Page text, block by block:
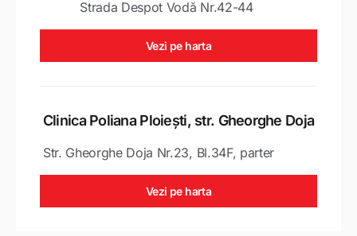
Strada Despot Vodă Nr.42-44
Vezi pe harta
Clinica Poliana Ploiești, str. Gheorghe Doja
Str. Gheorghe Doja Nr.23, Bl.34F, parter
Vezi pe harta